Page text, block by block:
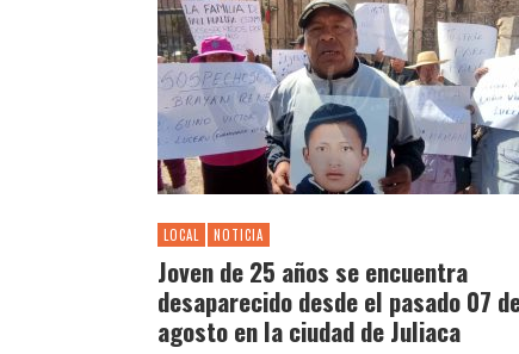
LOCAL NOTICIA
Joven de 25 años se encuentra
desaparecido desde el pasado 07
agosto en la ciudad de Juliaca